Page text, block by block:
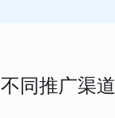
同推广渠